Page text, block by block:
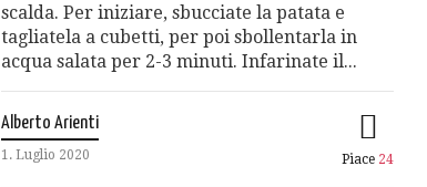
scalda. Per iniziare, sbucciate la patata e
tagliatela a cubetti, per poi sbollentarla in
acqua salata per 2-3 minuti. Infarinate il...
Alberto Arienti
1. Luglio 2020 Piace 24